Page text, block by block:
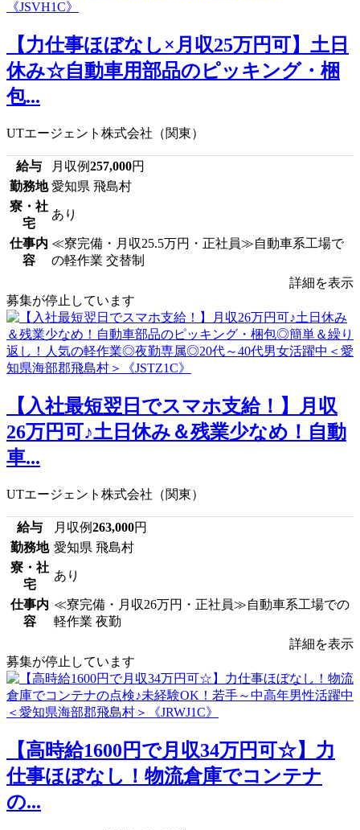
【力仕事ほぼなし×月収25万円可】土日
休み☆自動車用部品のピッキング・梱
包...
UTエージェント株式会社（関東）
給与 月収例257,000円
勤務地 愛知県 飛島村
寮・社
宅
あり
仕事内
容
≪寮完備・月収25.5万円・正社員≫自動車系工場で
の軽作業 交替制
詳細を表示
募集が停止しています
【入社最短翌日でスマホ支給！】月収
26万円可♪土日休み＆残業少なめ！自動
車...
UTエージェント株式会社（関東）
給与 月収例263,000円
勤務地 愛知県 飛島村
寮・社
宅
あり
仕事内
容
≪寮完備・月収26万円・正社員≫自動車系工場での
軽作業 夜勤
詳細を表示
募集が停止しています
【高時給1600円で月収34万円可☆】力
仕事ほぼなし！物流倉庫でコンテナ
の...